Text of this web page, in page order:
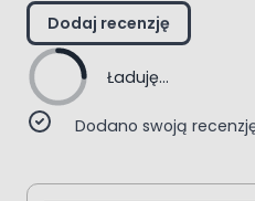
Dodaj recenzję
Ładuję...
Dodano swoją